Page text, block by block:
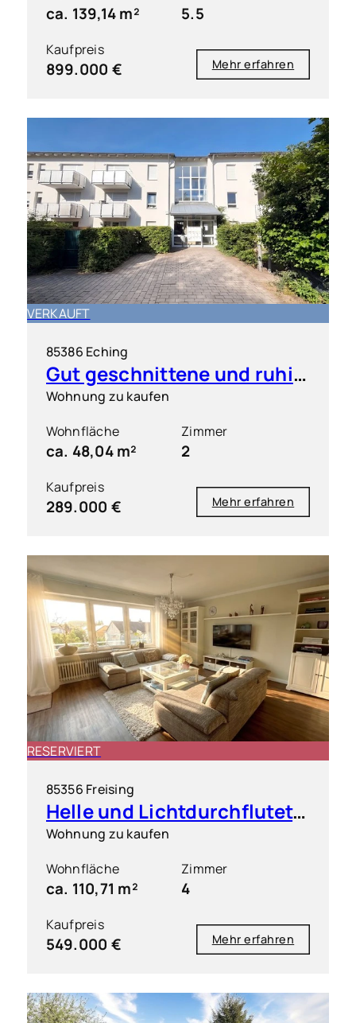
ca. 139,14 m² 5.5
Kaufpreis
899.000 € Mehr erfahren
VERKAUFT
85386 Eching
Gut geschnittene und ruhig gelegene 2 Zimmer-Wohnung mit S/O-Balkon
Wohnung zu kaufen
Wohnfläche
ca. 48,04 m²
Zimmer
2
Kaufpreis
289.000 € Mehr erfahren
RESERVIERT
85356 Freising
Helle und Lichtdurchflutete 4 Zimmer Wohnung mit großem Süd-Westbalkon
Wohnung zu kaufen
Wohnfläche
ca. 110,71 m²
Zimmer
4
Kaufpreis
549.000 € Mehr erfahren